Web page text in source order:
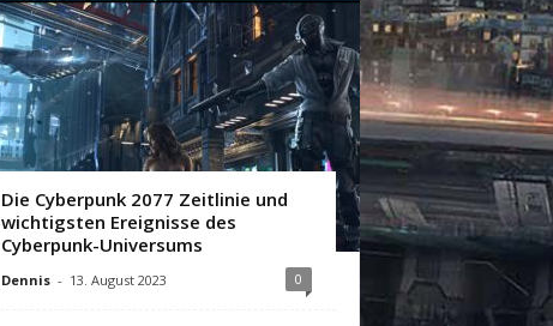
Die Cyberpunk 2077 Zeitlinie und
wichtigsten Ereignisse des
Cyberpunk-Universums
Dennis - 13. August 2023 0